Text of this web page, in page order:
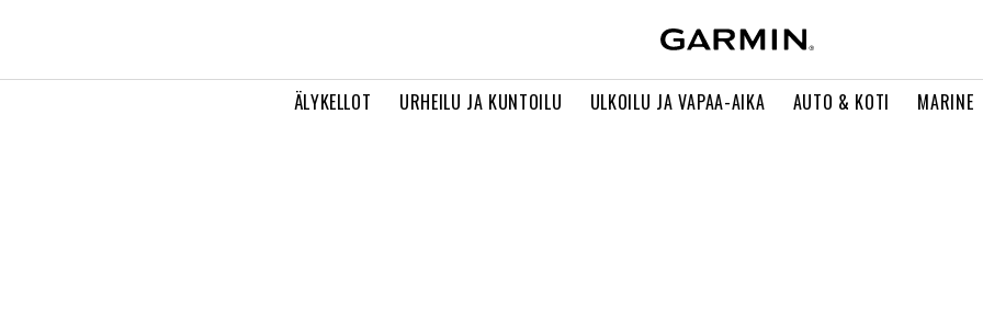
ÄLYKELLOT URHEILU JA KUNTOILU ULKOILU JA VAPAA-AIKA AUTO & KOTI MARINE